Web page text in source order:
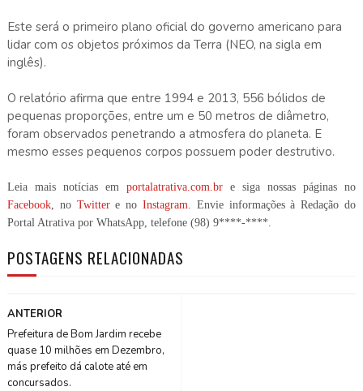
Este será o primeiro plano oficial do governo americano para
lidar com os objetos próximos da Terra (NEO, na sigla em
inglês).
O relatório afirma que entre 1994 e 2013, 556 bólidos de
pequenas proporções, entre um e 50 metrosde diâmetro,
foram observados penetrando a atmosfera do planeta. E
mesmo esses pequenos corpos possuem poder destrutivo.
Leia mais notícias em portalatrativa.com.br e siga nossas páginas no
Facebook, no Twittere noInstagram . Envie informações à Redação do
Portal Atrativa por WhatsApp, telefone (98) 9****-****
POSTAGENS RELACIONADAS
ANTERIOR
Prefeitura de Bom Jardim recebe
quase 10 milhões em Dezembro,
más prefeito dá calote até em
concursados.